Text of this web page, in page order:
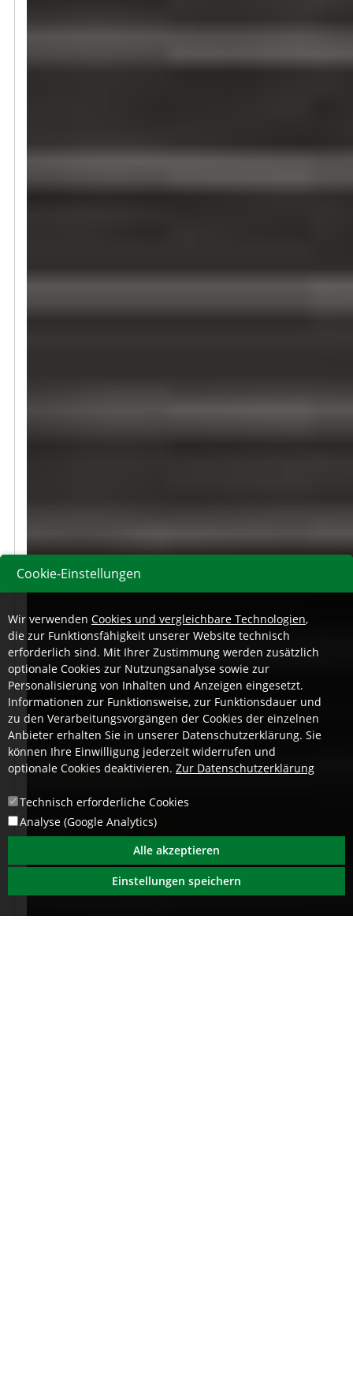
Cookie-Einstellungen
Wir verwenden Cookies und vergleichbare Technologien,
die zur Funktionsfähigkeit unserer Website technisch
erforderlich sind. Mit Ihrer Zustimmung werden zusätzlich
optionale Cookies zur Nutzungsanalyse sowie zur
Personalisierung von Inhalten und Anzeigen eingesetzt.
Informationen zur Funktionsweise, zur Funktionsdauer und
zu den Verarbeitungsvorgängen der Cookies der einzelnen
Anbieter erhalten Sie in unserer Datenschutzerklärung. Sie
können Ihre Einwilligung jederzeit widerrufen und
optionale Cookies deaktivieren. Zur Datenschutzerklärung
Technisch erforderliche Cookies
Analyse (Google Analytics)
Alle akzeptieren
Einstellungen speichern